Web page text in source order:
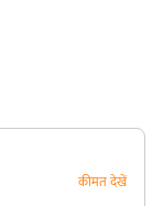
कीमत देखें